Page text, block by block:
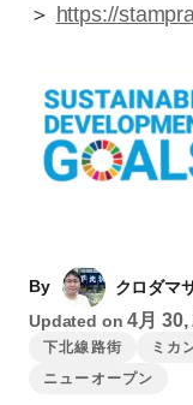
＞ https://
By
クロダマ
Updated on 4月 30,
下北線路街 ミカ
ニューオープン